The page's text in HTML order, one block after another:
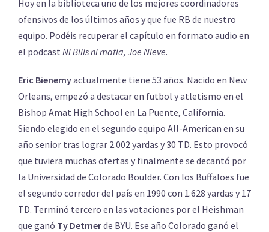
Hoy en la biblioteca uno de los mejores coordinadores
ofensivos de los últimos años y que fue RB de nuestro
equipo. Podéis recuperar el capítulo en formato audio en
el podcast Ni Bills ni mafia, Joe Nieve.
Eric Bienemyactualmente tiene 53 años. Nacido en New
Orleans, empezó a destacar en futbol y atletismo en el
Bishop Amat High School en La Puente, California.
Siendo elegido en el segundo equipo All-American en su
año senior tras lograr 2.002 yardas y 30 TD. Esto provocó
que tuviera muchas ofertas y finalmente se decantó por
la Universidad de Colorado Boulder. Con los Buffaloes fue
el segundo corredor del país en 1990 con 1.628 yardas y 17
TD. Terminó tercero en las votaciones por el Heishman
que ganó Ty Detmerde BYU. Ese año Colorado ganó el